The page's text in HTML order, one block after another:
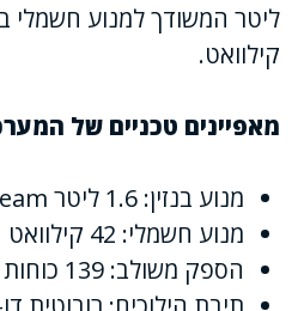
קילוואט.
מאפיינים טכניים של
מנוע בנזין: 1.6 ליטר Smartstream
מנוע חשמלי: 42 קילוואט
הספק משולב: 139 כוחות סוס